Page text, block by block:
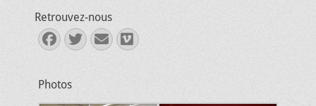
Retrouvez-nous
Facebook
Twitter
E-
mail
Vimeo
Photos